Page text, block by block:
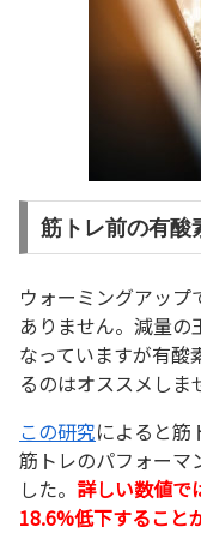
筋トレ前の有酸
ウォーミングアップ
ありません。減量
なっていますが有酸
るのはオススメしま
この研究によると筋
筋トレのパフォーマ
した。 詳しい数値で
18.6%低下すること